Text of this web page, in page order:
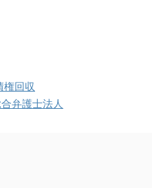
回収
弁護士法人